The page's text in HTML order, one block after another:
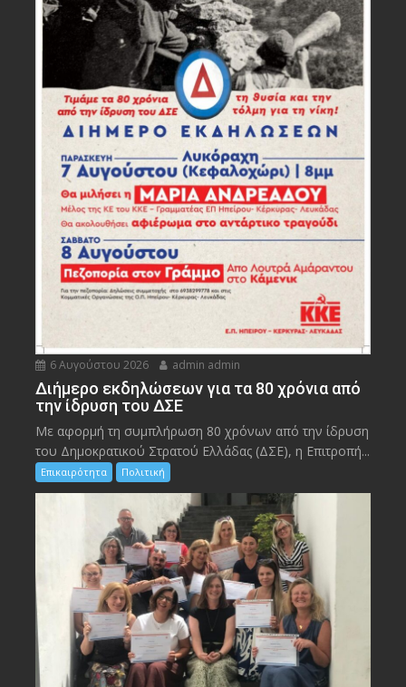
6 Αυγούστου 2026 admin admin
Διήμερο εκδηλώσεων για τα 80 χρόνια από
την ίδρυση του ΔΣΕ
Με αφορμή τη συμπλήρωση 80 χρόνων από την ίδρυση
του Δημοκρατικού Στρατού Ελλάδας (ΔΣΕ), η Επιτροπή...
Επικαιρότητα Πολιτική